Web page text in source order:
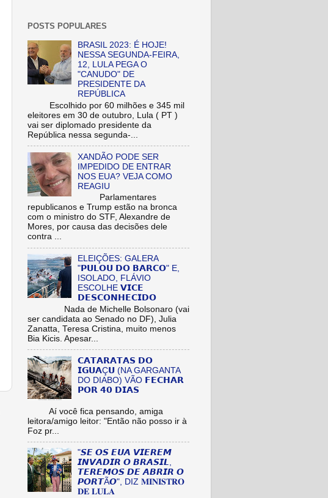
POSTS POPULARES
BRASIL 2023: É HOJE!
NESSA SEGUNDA-FEIRA,
12, LULA PEGA O
"CANUDO" DE
PRESIDENTE DA
REPÚBLICA
Escolhido por 60 milhões e 345 mil
eleitores em 30 de outubro, Lula ( PT )
vai ser diplomado presidente da
República nessa segunda-...
XANDÃO PODE SER
IMPEDIDO DE ENTRAR
NOS EUA? VEJA COMO
REAGIU
Parlamentares
republicanos e Trump estão na bronca
com o ministro do STF, Alexandre de
Mores, por causa das decisões dele
contra ...
ELEIÇÕES: GALERA
"𝗣𝗨𝗟𝗢𝗨 𝗗𝗢 𝗕𝗔𝗥𝗖𝗢" E,
ISOLADO, FLÁVIO
ESCOLHE 𝗩𝗜𝗖𝗘
𝗗𝗘𝗦𝗖𝗢𝗡𝗛𝗘𝗖𝗜𝗗𝗢
Nada de Michelle Bolsonaro (vai
ser candidata ao Senado no DF), Julia
Zanatta, Teresa Cristina, muito menos
Bia Kicis. Apesar...
𝗖𝗔𝗧𝗔𝗥𝗔𝗧𝗔𝗦 𝗗𝗢
𝗜𝗚𝗨𝗔Ç𝗨 (NA GARGANTA
DO DIABO) VÃO 𝗙𝗘𝗖𝗛𝗔𝗥
𝗣𝗢𝗥 𝟰𝟬 𝗗𝗜𝗔𝗦
Aí você fica pensando, amiga
leitora/amigo leitor: "Então não posso ir à
Foz pr...
"𝙎𝙀 𝙊𝙎 𝙀𝙐𝘼 𝙑𝙄𝙀𝙍𝙀𝙈
𝙄𝙉𝙑𝘼𝘿𝙄𝙍 𝙊 𝘽𝙍𝘼𝙎𝙄𝙇,
𝙏𝙀𝙍𝙀𝙈𝙊𝙎 𝘿𝙀 𝘼𝘽𝙍𝙄𝙍 𝙊
𝙋𝙊𝙍𝙏Ã𝙊", DIZ 𝐌𝐈𝐍𝐈𝐒𝐓𝐑𝐎
𝐃𝐄 𝐋𝐔𝐋𝐀